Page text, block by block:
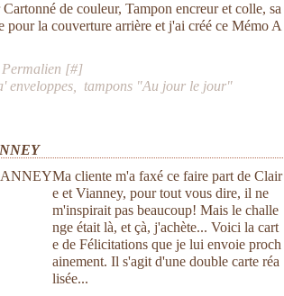
de couleur, Tampon encreur et colle, sa
pour la couverture arrière et j'ai créé ce Mémo A
[#]
enveloppes tampons "Au jour le jour"
Ma cliente m'a faxé ce faire part de Clair
e et Vianney, pour tout vous dire, il ne
m'inspirait pas beaucoup! Mais le challe
nge était là, et çà, j'achète... Voici la cart
e de Félicitations que je lui envoie proch
ainement. Il s'agit d'une double carte réa
lisée...